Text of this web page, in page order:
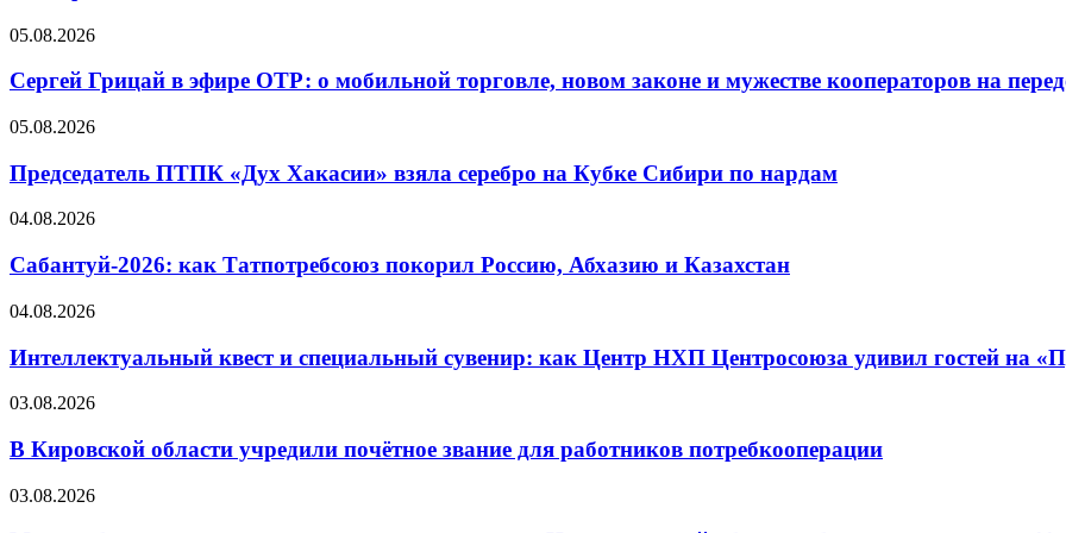
05.08.2026
Сергей Грицай в эфире ОТР: о мобильной торговле, новом законе и мужестве кооператоров на
05.08.2026
Председатель ПТПК «Дух Хакасии» взяла серебро на Кубке Сибири по нардам
04.08.2026
Сабантуй-2026: как Татпотребсоюз покорил Россию, Абхазию и Казахстан
04.08.2026
Интеллектуальный квест и специальный сувенир: как Центр НХП Центросоюза удивил гостей на
03.08.2026
В Кировской области учредили почётное звание для работников потребкооперации
03.08.2026